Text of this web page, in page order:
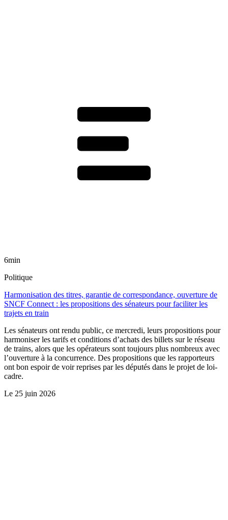
6min
Politique
Harmonisation des titres, garantie de correspondance, ouverture de
SNCF Connect : les propositions des sénateurs pour faciliter les
trajets en train
Les sénateurs ont rendu public, ce mercredi, leurs propositions pour
harmoniser les tarifs et conditions d’achats des billets sur le réseau
de trains, alors que les opérateurs sont toujours plus nombreux avec
l’ouverture à la concurrence. Des propositions que les rapporteurs
ont bon espoir de voir reprises par les députés dans le projet de loi-
cadre.
Le 25 juin 2026